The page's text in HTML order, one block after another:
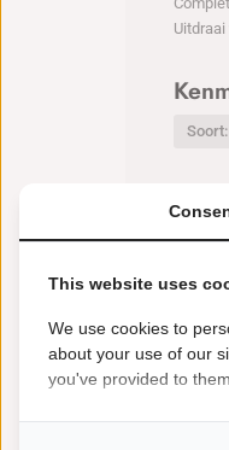
Nieuwste
€35000
This website uses
We use cookies to
about your use of our
you've provided to